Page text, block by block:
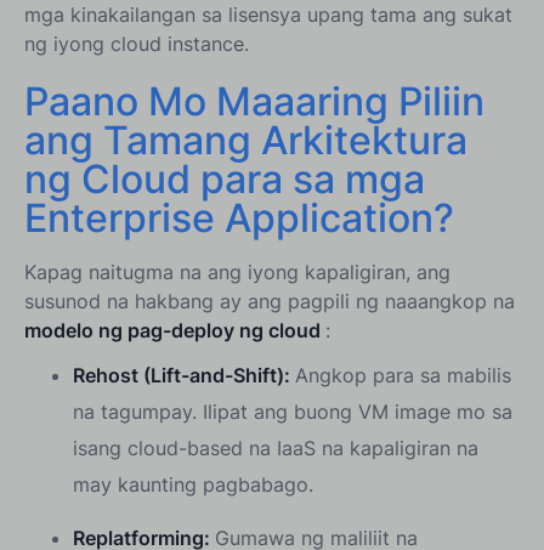
mga kinakailangan sa lisensya upang tama ang sukat
ng iyong cloud instance.
Paano Mo Maaaring Piliin
ang Tamang Arkitektura
ng Cloud para sa mga
Enterprise Application?
Kapag naitugma na ang iyong kapaligiran, ang
susunod na hakbang ay ang pagpili ng naaangkop na
modelo ng pag-deploy ng cloud :
Rehost (Lift-and-Shift): Angkop para sa mabilis
na tagumpay. Ilipat ang buong VM image mo sa
isang cloud-based na IaaS na kapaligiran na
may kaunting pagbabago.
Replatforming: Gumawa ng maliliit na